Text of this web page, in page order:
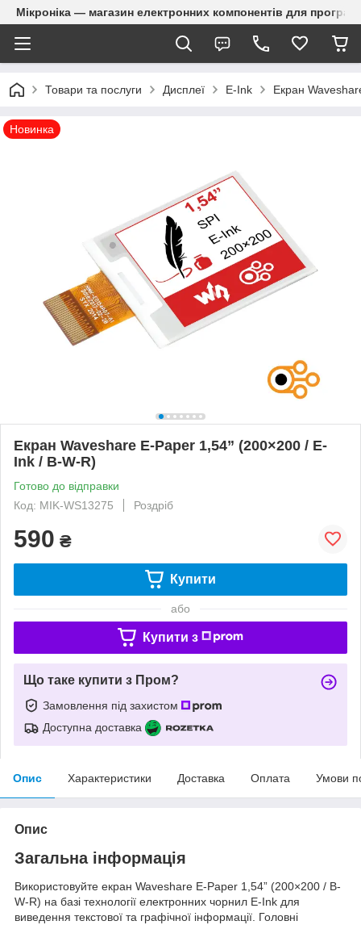
Мікроніка — магазин електронних компонентів для
Товари та послуги Дисплеї E-Ink Екран
Новинка
Екран Waveshare E-Paper 1,54” (200×200 / E-
Ink / B-W-R)
Готово до відправки
Код: MIK-WS13275
Роздріб
590 ₴
Купити
або
Купити з
Що таке купити з Пром?
Замовлення під захистом
Доступна доставка
Опис Характеристики Доставка Оплата Умови
Опис
Загальна інформація
Використовуйте екран Waveshare E-Paper 1,54” (200×200 / B-
W-R) на базі технології електронних чорнил E-Ink для
виведення текстової та графічної інформації. Головні